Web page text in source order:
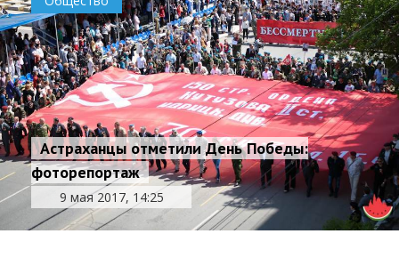
Астраханцы отметили День Победы:
фоторепортаж
9 мая 2017, 14:25